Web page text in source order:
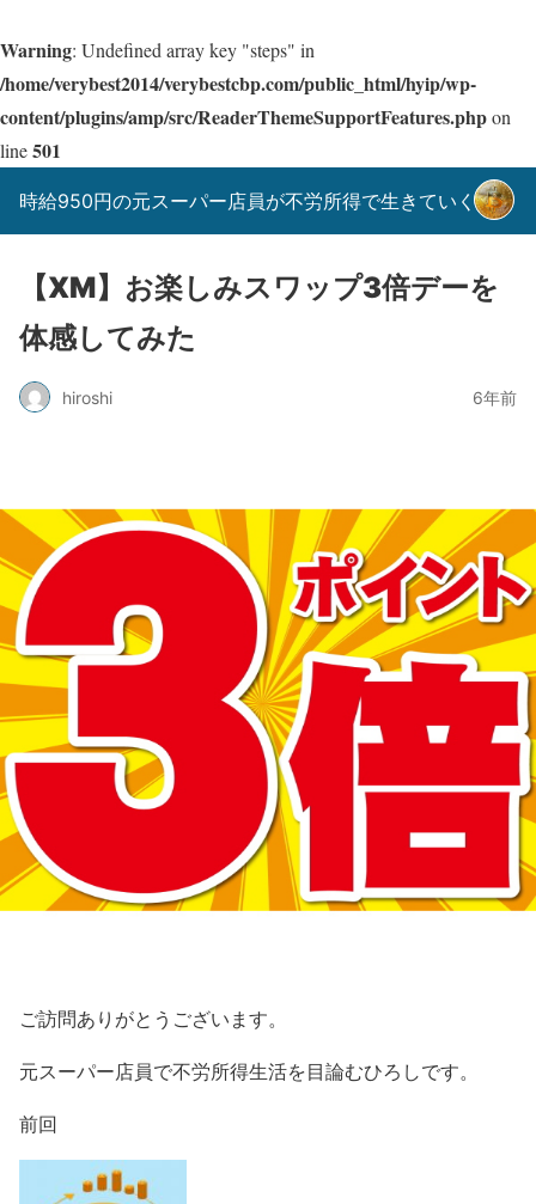
Warning: Undefined array key "steps" in
/home/verybest2014/verybestcbp.com/public_html/hyip/wp-
content/plugins/amp/src/ReaderThemeSupportFeatures.phpon
line501
時給950円の元スーパー店員が不労所得で生きていく！
【XM】お楽しみスワップ3倍デーを
体感してみた
hiroshi 6年前
ご訪問ありがとうございます。
元スーパー店員で不労所得生活を目論むひろしです。
前回